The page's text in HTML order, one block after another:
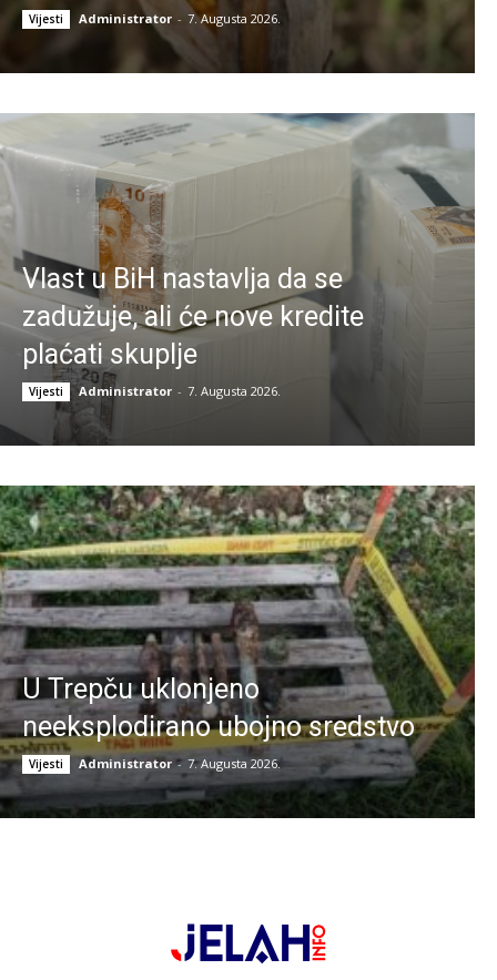
Vijesti Administrator - 7. Augusta 2026.
Vlast u BiH nastavlja da se
zadužuje, ali će nove kredite
plaćati skuplje
Vijesti Administrator - 7. Augusta 2026.
U Trepču uklonjeno
neeksplodirano ubojno sredstvo
Vijesti Administrator - 7. Augusta 2026.